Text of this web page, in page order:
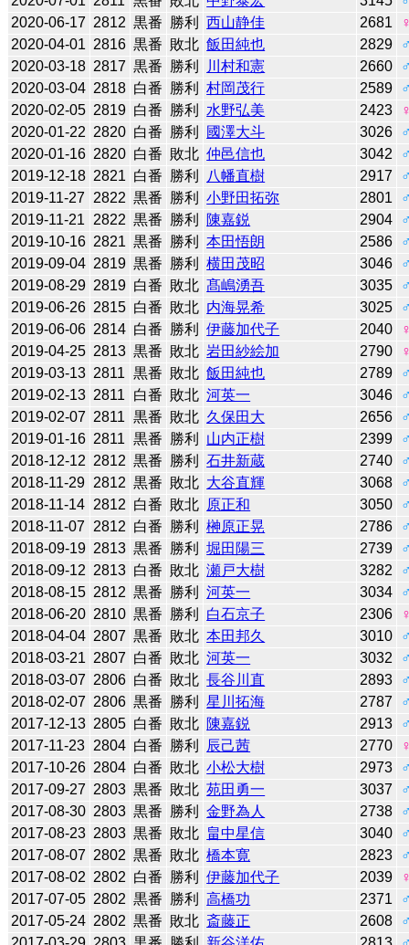
2020-06-17 2812 黒番 勝利 西山静佳 2681
2020-04-01 2816 黒番 敗北 飯田純也 2829
2020-03-18 2817 黒番 勝利 川村和憲 2660
2020-03-04 2818 白番 勝利 村岡茂行 2589
2020-02-05 2819 白番 勝利 水野弘美 2423
2020-01-22 2820 白番 勝利 國澤大斗 3026
2020-01-16 2820 白番 敗北 仲邑信也 3042
2019-12-18 2821 白番 勝利 八幡直樹 2917
2019-11-27
2822 黒番 勝利 小野田拓弥 2801
2019-11-21
2822 黒番 勝利 陳嘉鋭 2904
2019-10-16 2821 黒番 勝利 本田悟朗 2586
2019-09-04 2819 黒番 勝利 横田茂昭 3046
2019-08-29 2819 白番 敗北 髙嶋湧吾 3035
2019-06-26 2815 白番 敗北 内海晃希 3025
2019-06-06 2814 白番 勝利 伊藤加代子 2040
2019-04-25 2813 黒番 敗北 岩田紗絵加 2790
2019-03-13 2811 黒番 敗北 飯田純也 2789
2019-02-13 2811 白番 敗北 河英一 3046
2019-02-07 2811 黒番 敗北 久保田大 2656
2019-01-16 2811 黒番 勝利 山内正樹 2399
2018-12-12 2812 黒番 勝利 石井新蔵 2740
2018-11-29 2812 黒番 敗北 大谷直輝 3068
2018-11-14 2812 白番 敗北 原正和 3050
2018-11-07
2812 白番 勝利 榊原正晃 2786
2018-09-19 2813 黒番 勝利 堀田陽三 2739
2018-09-12 2813 白番 敗北 瀬戸大樹 3282
2018-08-15 2812 黒番 勝利 河英一 3034
2018-06-20 2810 黒番 勝利 白石京子 2306
2018-04-04 2807 黒番 敗北 本田邦久 3010
2018-03-21 2807 白番 敗北 河英一 3032
2018-03-07 2806 白番 敗北 長谷川直 2893
2018-02-07 2806 黒番 勝利 星川拓海 2787
2017-12-13 2805 白番 敗北 陳嘉鋭 2913
2017-11-23 2804 白番 勝利 辰己茜 2770
2017-10-26 2804 白番 敗北 小松大樹 2973
2017-09-27 2803 黒番 敗北 苑田勇一 3037
2017-08-30 2803 黒番 勝利 金野為人 2738
2017-08-23 2803 黒番 敗北 畠中星信 3040
2017-08-07 2802 黒番 敗北 橋本寛 2823
2017-08-02 2802 白番 勝利 伊藤加代子 2039
2017-07-05 2802 黒番 勝利 高橋功 2371
2017-05-24 2802 黒番 敗北 斎藤正 2608